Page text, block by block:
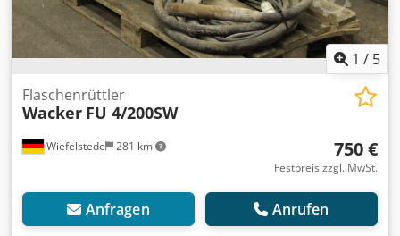
1 / 5
Wiefelstede 281 km
Flaschenrüttler
Wacker FU 4/200SW
750 €
Festpreis zzgl. MwSt.
Anfragen Anrufen